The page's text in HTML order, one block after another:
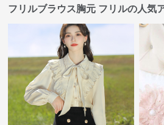
フリルブラウス胸元 フリルの人気